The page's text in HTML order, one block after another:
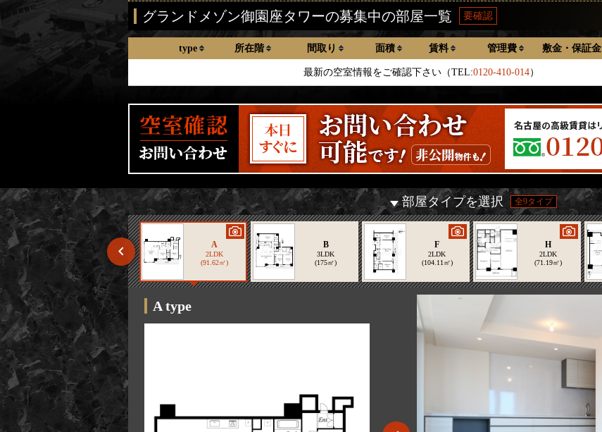
グランドメゾン御園座タワーの募集中の部屋一覧 要確認
type 所在階 間取り 面積 賃料 管理費 敷金・保証金
最新の空室情報をご確認下さい（TEL:0120-410-014）
部屋タイプを選択 全9タイプ
)
2LDK
(64.67㎡)
A
2LDK
(91.62㎡)
B
3LDK
(175㎡)
F
2LDK
(104.11㎡)
H
2LDK
(71.19㎡)
1/8 A type